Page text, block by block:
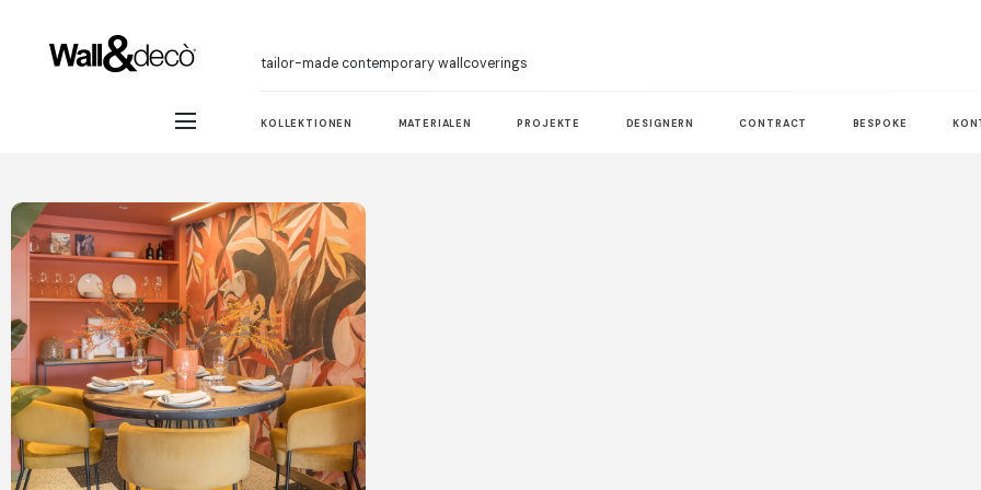
tailor-made contemporary wallcoverings
KOLLEKTIONEN MATERIALEN PROJEKTE DESIGNERN CONTRACT BESPOKE